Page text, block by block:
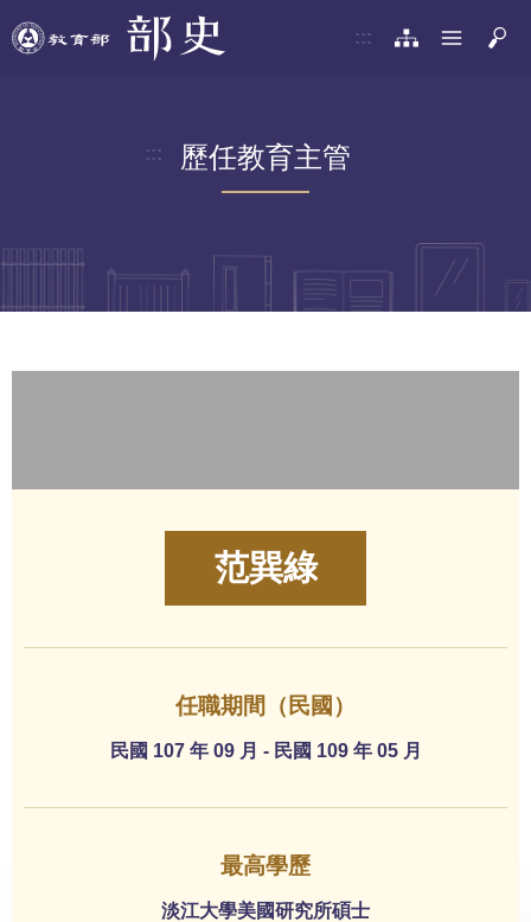
:::
::: 歷任教育主管
范巽綠
任職期間（民國）
民國 107 年 09 月 - 民國 109 年 05 月
最高學歷
淡江大學美國研究所碩士